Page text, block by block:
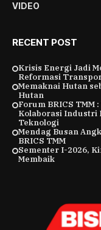
VIDEO
RECENT POST
Krisis Energi Jadi
Reformasi
Memaknai Hutan
Hutan
Forum BRICS
Kolaborasi Industri
Teknologi
Mendag Busan
BRICS TMM
Sementer I-2026,
Membaik